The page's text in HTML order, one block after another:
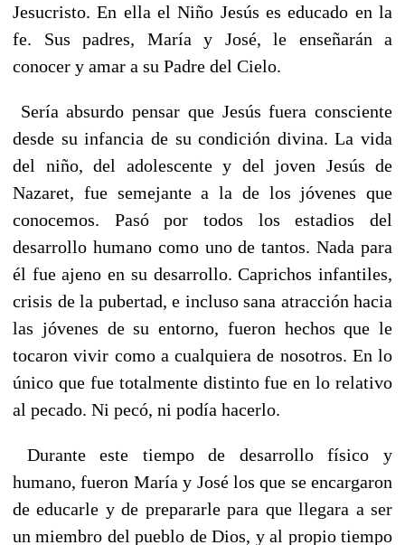
Jesucristo. En ella el Niño Jesús es educado en la
fe. Sus padres, María y José, le enseñarán a
conocer y amar a su Padre del Cielo.
Sería absurdo pensar que Jesús fuera consciente
desde su infancia de su condición divina. La vida
del niño, del adolescente y del joven Jesús de
Nazaret, fue semejante a la de los jóvenes que
conocemos. Pasó por todos los estadios del
desarrollo humano como uno de tantos. Nada para
él fue ajeno en su desarrollo. Caprichos infantiles,
crisis de la pubertad, e incluso sana atracción hacia
las jóvenes de su entorno, fueron hechos que le
tocaron vivir como a cualquiera de nosotros. En lo
único que fue totalmente distinto fue en lo relativo
al pecado. Ni pecó, ni podía hacerlo.
Durante este tiempo de desarrollo físico y
humano, fueron María y José los que se encargaron
de educarle y de prepararle para que llegara a ser
un miembro del pueblo de Dios, y al propio tiempo